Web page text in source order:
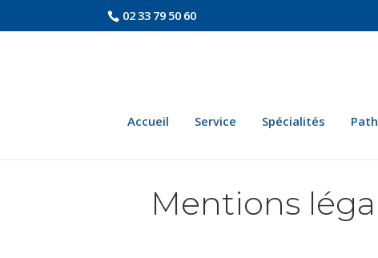
02 33 79 50 60
Accueil Service Spécialités
Mentions